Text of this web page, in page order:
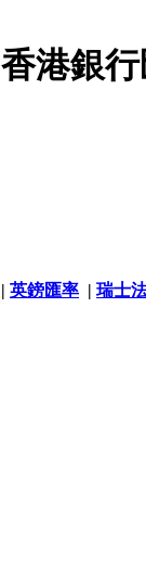
香港銀
| 英鎊匯率 | 瑞士